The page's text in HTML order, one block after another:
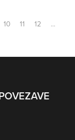
10 11 12
...